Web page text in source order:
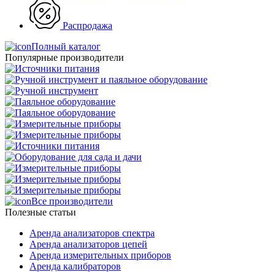
Распродажа
Полный каталог
Популярные производители
Все производители
Полезные статьи
Аренда анализаторов спектра
Аренда анализаторов цепей
Аренда измерительных приборов
Аренда калибраторов